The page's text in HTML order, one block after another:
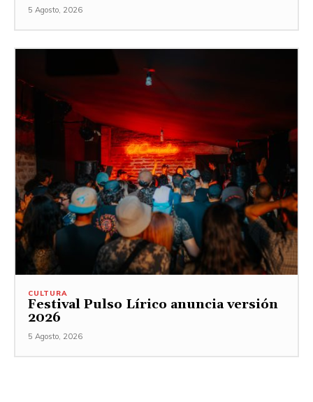
5 Agosto, 2026
CULTURA
Festival Pulso Lírico anuncia versión
2026
5 Agosto, 2026